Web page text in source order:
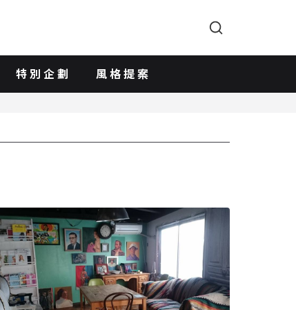
特別企劃 風格提案